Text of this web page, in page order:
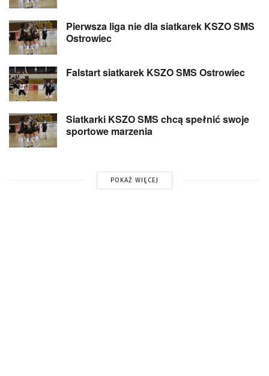
Pierwsza liga nie dla siatkarek KSZO SMS
Ostrowiec
Falstart siatkarek KSZO SMS Ostrowiec
Siatkarki KSZO SMS chcą spełnić swoje
sportowe marzenia
POKAŻ WIĘCEJ